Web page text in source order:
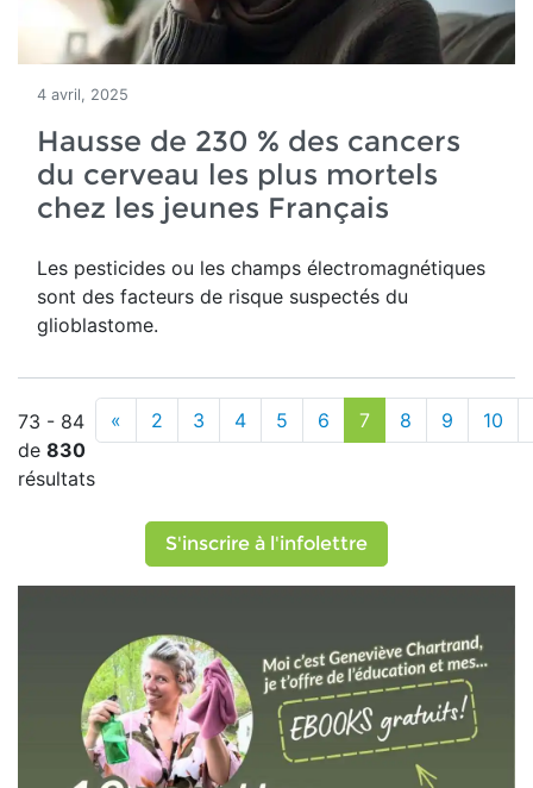
4 avril, 2025
Hausse de 230 % des cancers
du cerveau les plus mortels
chez les jeunes Français
Les pesticides ou les champs électromagnétiques
sont des facteurs de risque suspectés du
glioblastome.
73 - 84
de 830
résultats
« 2 3 4 5 6 7 8 9 10
S'inscrire à l'infolettre